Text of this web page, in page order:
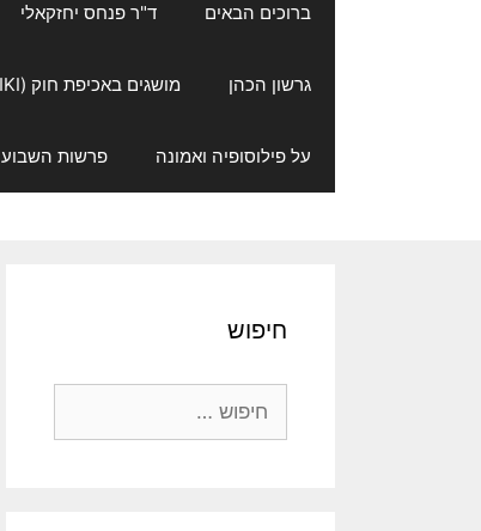
ברוכים הבאים ד"ר פנחס יחזקאלי
גרשון הכהן מושגים באכיפת חוק (WIKI)
על פילוסופיה ואמונה פרשות השבוע
חיפוש